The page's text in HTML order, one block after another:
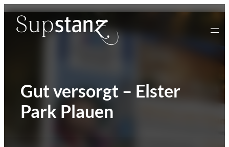
Zum
Inhalt
Gut versorgt – Elster
Park Plauen